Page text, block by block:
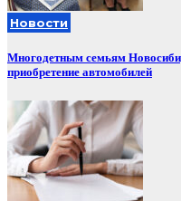
Новости
Многодетным семьям
приобретение автомобилей